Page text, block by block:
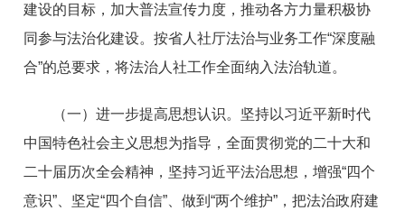
建设的目标，加大普法宣传力度，推动各方力量积极协
同参与法治化建设。按省人社厅法治与业务工作“深度融
合”的总要求，将法治人社工作全面纳入法治轨道。
（一）进一步提高思想认识。坚持以习近平新时代
中国特色社会主义思想为指导，全面贯彻党的二十大和
二十届历次全会精神，坚持习近平法治思想，增强“四个
意识”、坚定“四个自信”、做到“两个维护”，把法治政府建